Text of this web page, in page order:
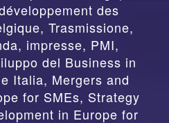
des
,Trasmissione,
impresse, PMI,
del Business in
Italia, Mergers and
for SMEs, Strategy
in Europe for